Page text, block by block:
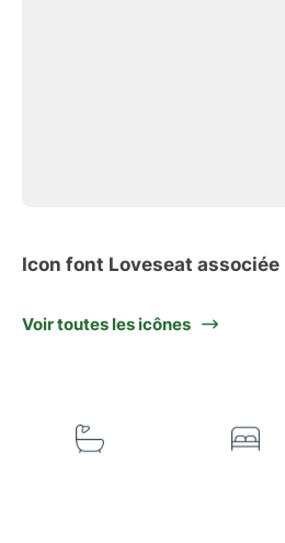
Icon font Loveseat associée
Voir toutes les icônes